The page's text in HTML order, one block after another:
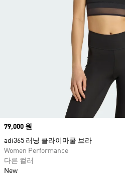
Price
79,000 원
adi365 러닝 클라이마쿨 브라
Women Performance
다른 컬러
New